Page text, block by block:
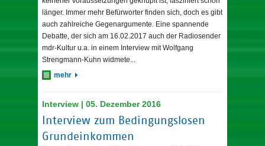
länger. Immer mehr Befürworter finden sich, doch es gibt
auch zahlreiche Gegenargumente. Eine spannende
Debatte, der sich am 16.02.2017 auch der Radiosender
mdr-Kultur u.a. in einem Interview mit Wolfgang
Strengmann-Kuhn widmete...
mehr
Interview | 05. Dezember 2016
Interview zum Bedingungslosen
Grundeinkommen